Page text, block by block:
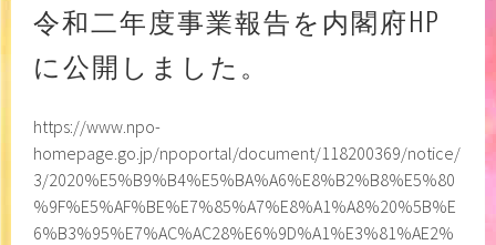
令和二年度事業報告を内閣府HP
に公開しました。
https://www.npo-
homepage.go.jp/npoportal/document/118200369/notice/
3/2020%E5%B9%B4%E5%BA%A6%E8%B2%B8%E5%80
%9F%E5%AF%BE%E7%85%A7%E8%A1%A8%20%5B%E
6%B3%95%E7%AC%AC28%E6%9D%A1%E3%81%AE2%